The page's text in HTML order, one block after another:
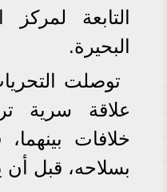
التابعة
البحيرة.
توصلت
علاقة سرية
خلافات
بسلاحه، قبل أن